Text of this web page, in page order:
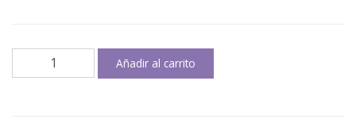
Mejórate
pronto
Añadir al carrito